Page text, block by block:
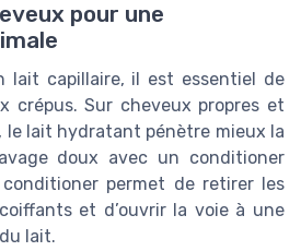
pour une
lait capillaire, il est essentiel de
crépus. Sur cheveux propres et
le lait hydratant pénètre mieux la
doux avec un conditioner
permet de retirer les
et d’ouvrir la voie à une
lait.